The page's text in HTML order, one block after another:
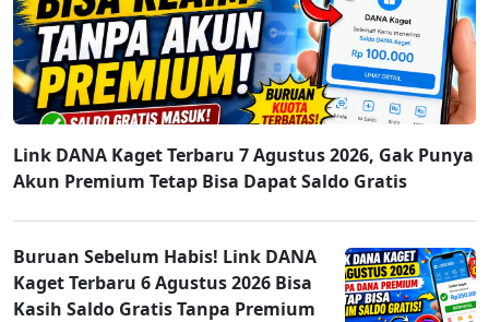
Link DANA Kaget Terbaru 7 Agustus 2026, Gak Punya
Akun Premium Tetap Bisa Dapat Saldo Gratis
Buruan Sebelum Habis! Link DANA
Kaget Terbaru 6 Agustus 2026 Bisa
Kasih Saldo Gratis Tanpa Premium